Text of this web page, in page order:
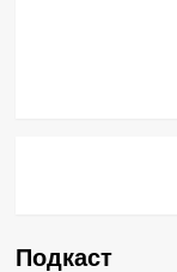
Подкаст